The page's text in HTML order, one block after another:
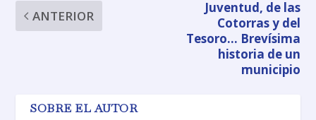
ANTERIOR
Juventud, de las
Cotorras y del
Tesoro… Brevísima
historia de un
municipio
SOBRE EL AUTOR